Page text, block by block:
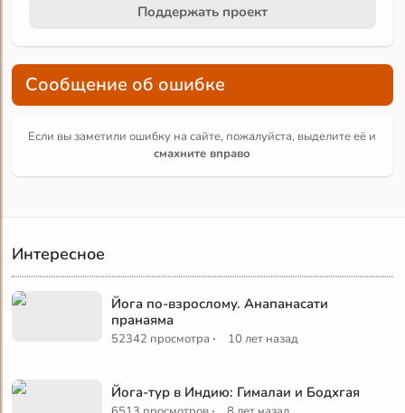
Поддержать проект
Сообщение об ошибке
Если вы заметили ошибку на сайте, пожалуйста, выделите её и
смахните вправо
Интересное
Йога по-взрослому. Анапанасати
пранаяма
52342 просмотра · 10 лет назад
Йога-тур в Индию: Гималаи и Бодхгая